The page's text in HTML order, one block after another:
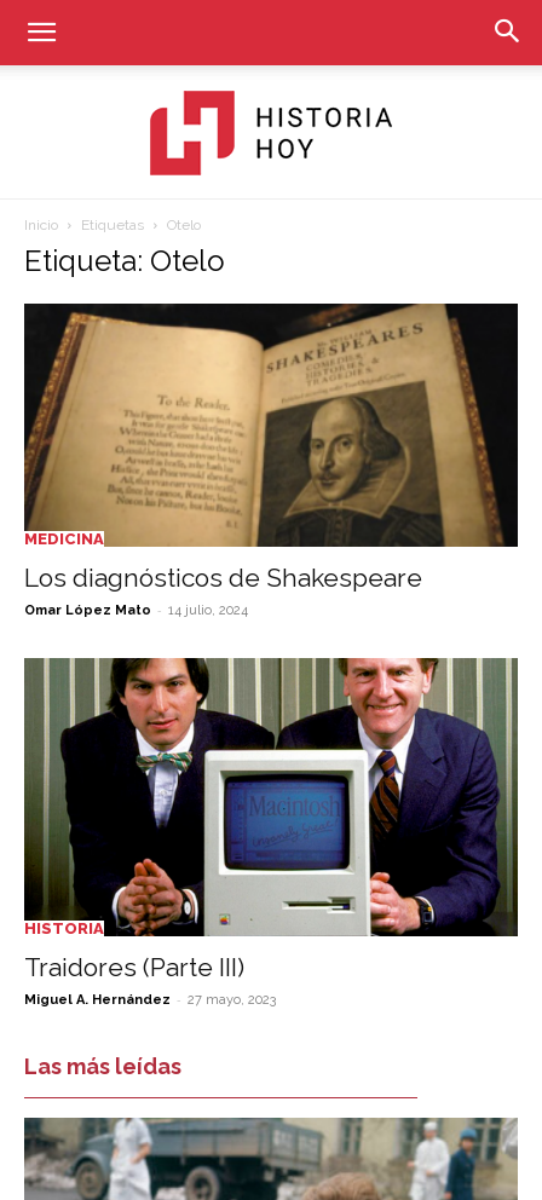
Hoy
Inicio Etiquetas Otelo
Etiqueta: Otelo
MEDICINA
Los diagnósticos de Shakespeare
Omar López Mato - 14 julio, 2024
HISTORIA
Traidores (Parte III)
Miguel A. Hernández - 27 mayo, 2023
Las más leídas